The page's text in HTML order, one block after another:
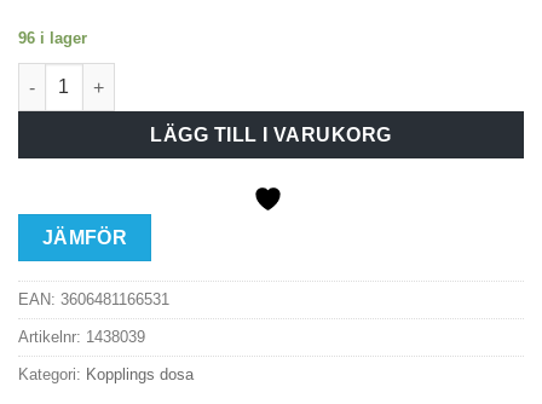
96 i lager
Koppl dosa TED-022 IP65 tom mängd
LÄGG TILL I VARUKORG
JÄMFÖR
EAN: 3606481166531
Artikelnr: 1438039
Kategori: Kopplings dosa